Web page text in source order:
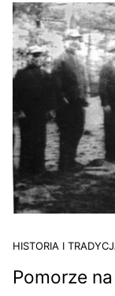
HISTORIA I
Pomorze